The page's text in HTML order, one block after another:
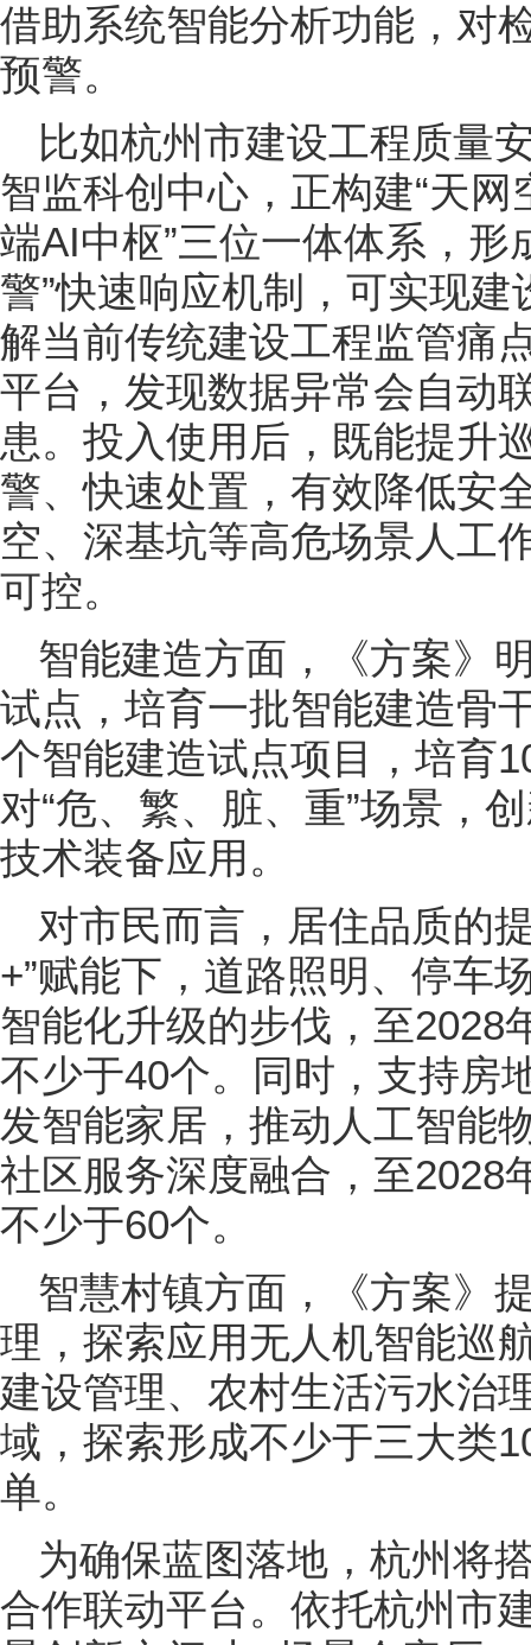
借助系统智能分析功能，对
预警。
比如杭州市建设工程质量
智监科创中心，正构建“天
端AI中枢”三位一体体系，
警”快速响应机制，可实现
解当前传统建设工程监管痛
平台，发现数据异常会自动
患。投入使用后，既能提升
警、快速处置，有效降低安
空、深基坑等高危场景人工
可控。
智能建造方面，《方案》
试点，培育一批智能建造骨
个智能建造试点项目，培育
对“危、繁、脏、重”场景，
技术装备应用。
对市民而言，居住品质的
+”赋能下，道路照明、停车
智能化升级的步伐，至2028
不少于40个。同时，支持房
发智能家居，推动人工智能
社区服务深度融合，至2028
不少于60个。
智慧村镇方面，《方案》
理，探索应用无人机智能巡
建设管理、农村生活污水治
域，探索形成不少于三大类
单。
为确保蓝图落地，杭州将
合作联动平台。依托杭州市